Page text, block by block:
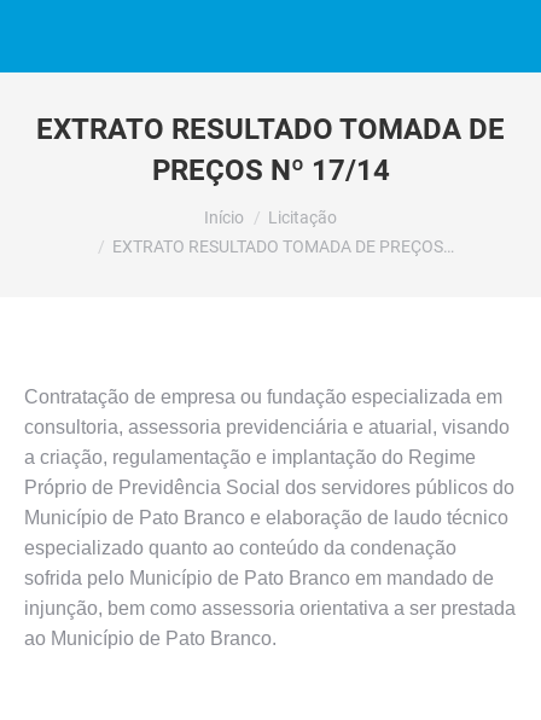
EXTRATO RESULTADO TOMADA DE
PREÇOS Nº 17/14
Início
Licitação
EXTRATO RESULTADO TOMADA DE PREÇOS…
Contratação de empresa ou fundação especializada em
consultoria, assessoria previdenciária e atuarial, visando
a criação, regulamentação e implantação do Regime
Próprio de Previdência Social dos servidores públicos do
Município de Pato Branco e elaboração de laudo técnico
especializado quanto ao conteúdo da condenação
sofrida pelo Município de Pato Branco em mandado de
injunção, bem como assessoria orientativa a ser prestada
ao Município de Pato Branco.